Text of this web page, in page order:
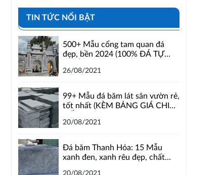
TIN TỨC NỔI BẬT
500+ Mẫu cổng tam quan đá
đẹp, bền 2024 (100% ĐÁ TỰ
26/08/2021
99+ Mẫu đá băm lát sân vườn rẻ,
tốt nhất (KÈM BẢNG GIÁ CHI
20/08/2021
Đá băm Thanh Hóa: 15 Mẫu
xanh đen, xanh rêu đẹp, chất